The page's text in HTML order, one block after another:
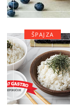
ŠPAJZA